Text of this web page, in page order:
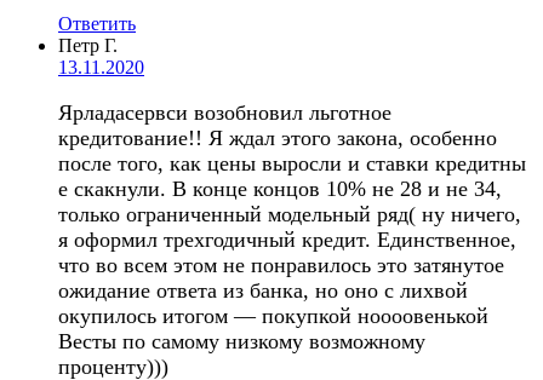
Ответить
Петр Г.
13.11.2020
Ярладасервси возобновил льготное
кредитование!! Я ждал этого закона, особенно
после того, как цены выросли и ставки кредитны
е скакнули. В конце концов 10% не 28 и не 34,
только ограниченный модельный ряд( ну ничего,
я оформил трехгодичный кредит. Единственное,
что во всем этом не понравилось это затянутое
ожидание ответа из банка, но оно с лихвой
окупилось итогом — покупкой ноооовенькой
Весты по самому низкому возможному
проценту)))